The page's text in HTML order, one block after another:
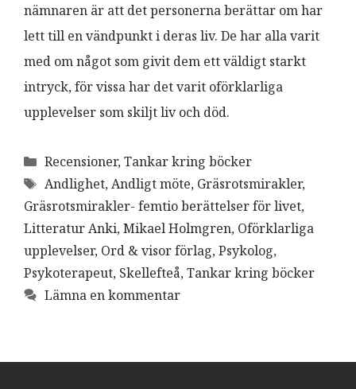
nämnaren är att det personerna berättar om har
lett till en vändpunkt i deras liv. De har alla varit
med om något som givit dem ett väldigt starkt
intryck, för vissa har det varit oförklarliga
upplevelser som skiljt liv och död.
Kategorier
Recensioner,Tankar kring böcker
Etiketter
Andlighet,Andligt möte, Gräsrotsmirakler,
Gräsrotsmirakler- femtio berättelser för livet,
Litteratur Anki,Mikael Holmgren, Oförklarliga
upplevelser, Ord & visor förlag,Psykolog,
Psykoterapeut, Skellefteå,Tankar kring böcker
Lämna en kommentar